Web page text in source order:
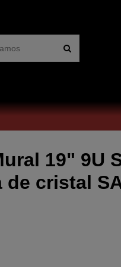
19" 9U
de cristal